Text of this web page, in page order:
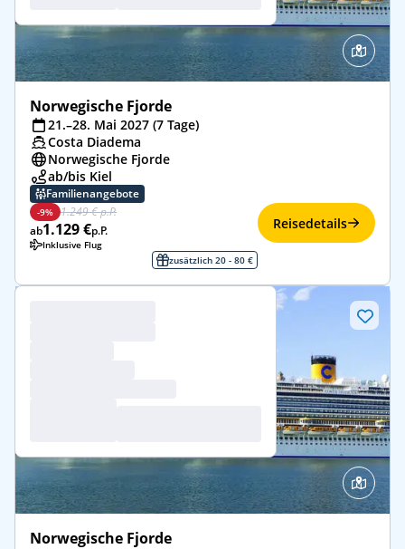
Norwegische Fjorde
21.–28. Mai 2027 (7 Tage)
Costa Diadema
Norwegische Fjorde
ab/bis Kiel
Familienangebote
-9% 1.249 € p.P.
ab1.129 €p.P.
Inklusive Flug
zusätzlich 20 - 80 €
Reisedetails
Norwegische Fjorde